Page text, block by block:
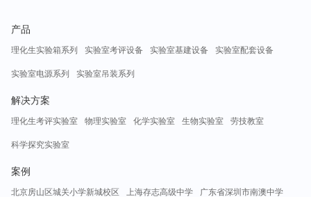
产品
理化生实验箱系列 实验室考评设备 实验室基建设备
实验室配套设备
实验室电源系列
实验室吊装系列
解决方案
理化生考评实验室 物理实验室 化学实验室 生物实验室 劳技教室
科学探究实验室
案例
北京房山区城关小学新城校区 上海存志高级中学
广东省深圳市南澳中学